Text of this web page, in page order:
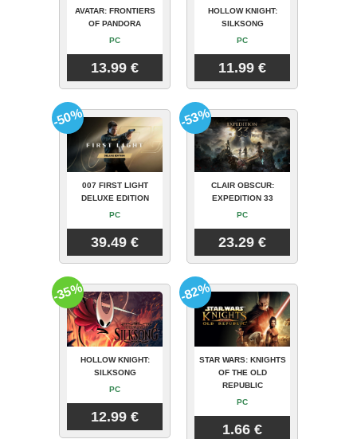
AVATAR: FRONTIERS
OF PANDORA
PC
13.99 €
HOLLOW KNIGHT:
SILKSONG
PC
11.99 €
007 FIRST LIGHT
DELUXE EDITION
PC
39.49 €
-50%
CLAIR OBSCUR:
EXPEDITION 33
PC
23.29 €
-53%
HOLLOW KNIGHT:
SILKSONG
PC
12.99 €
-35%
STAR WARS: KNIGHTS
OF THE OLD
REPUBLIC
PC
1.66 €
-82%